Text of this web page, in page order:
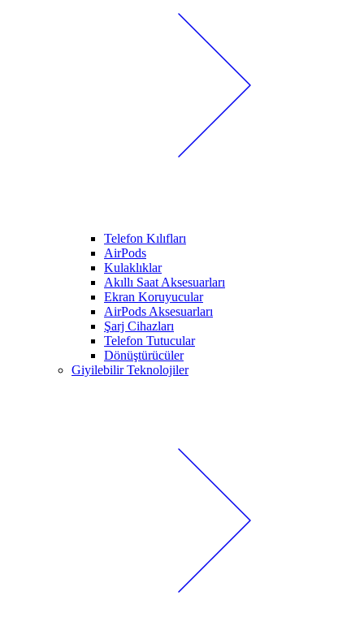
Telefon Kılıfları
AirPods
Kulaklıklar
Akıllı Saat Aksesuarları
Ekran Koruyucular
AirPods Aksesuarları
Şarj Cihazları
Telefon Tutucular
Dönüştürücüler
Giyilebilir Teknolojiler